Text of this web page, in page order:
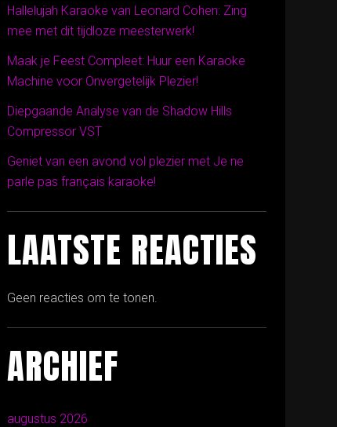
Hallelujah Karaoke van Leonard Cohen: Zing
mee met dit tijdloze meesterwerk!
Maak je Feest Compleet: Huur een Karaoke
Machine voor Onvergetelijk Plezier!
Diepgaande Analyse van de Shadow Hills
Compressor VST
Geniet van een avond vol plezier met Je ne
parle pas français karaoke!
LAATSTE REACTIES
Geen reacties om te tonen.
ARCHIEF
augustus 2026